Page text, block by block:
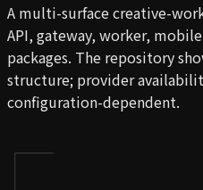
A multi-surface creative-
API, gateway, worker,
packages. The repository
structure; provider
configuration-dependent.